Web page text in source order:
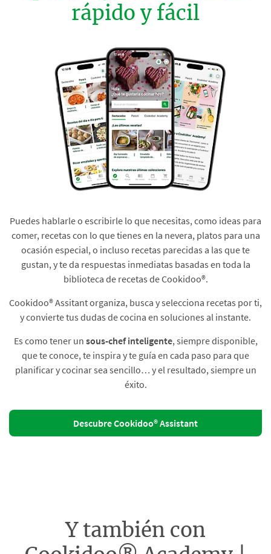
rápido y fácil
Puedes hablarle o escribirle lo que necesitas, como ideas para
comer, recetas con lo que tienes en la nevera, platos para una
ocasión especial, o incluso recetas parecidas a las que te
gustan, y te da respuestas inmediatas basadas en toda la
biblioteca de recetas de Cookidoo®.​
Cookidoo® Assitant organiza, busca y selecciona recetas por ti,
y convierte tus dudas de cocina en soluciones al instante.​
Es como tener un sous-chef inteligente, siempre disponible,
que te conoce, te inspira y te guía en cada paso para que
planificar y cocinar sea sencillo… y el resultado, siempre un
éxito.
Descubre Cookidoo® Assistant
Y también con